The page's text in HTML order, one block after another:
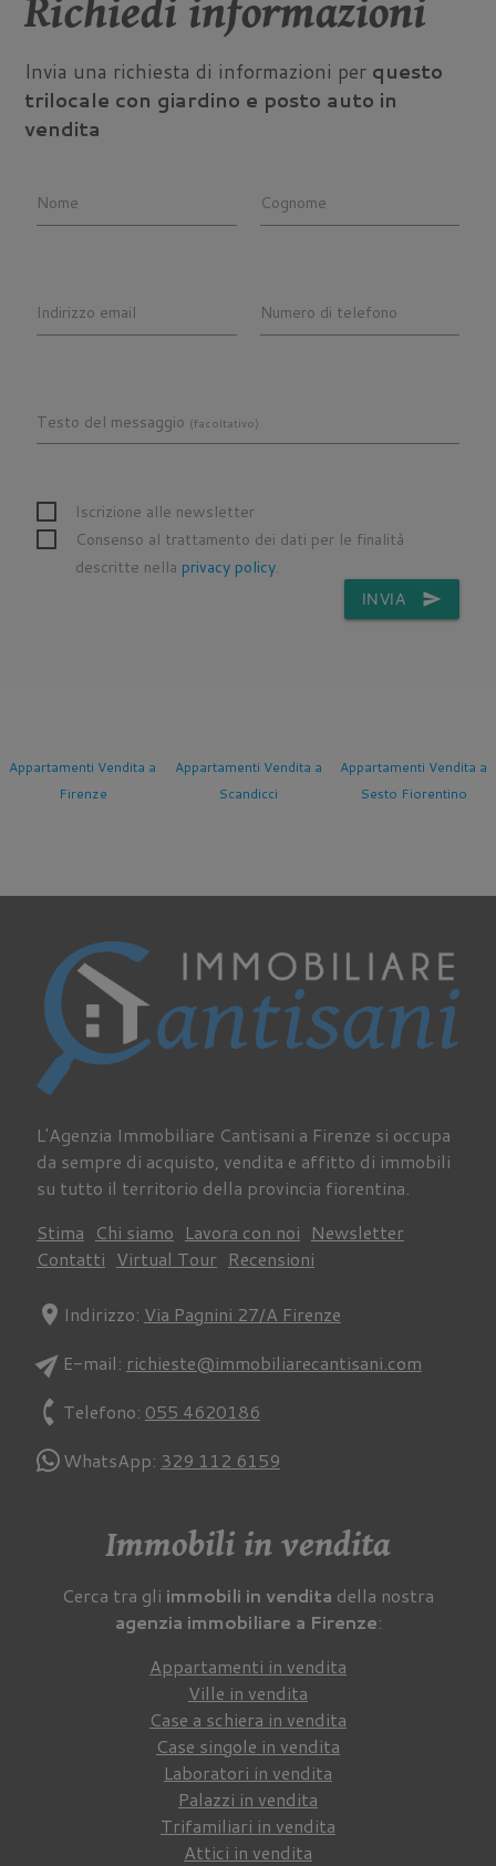
Richiedi informazioni
Invia una richiesta di informazioni per questo
trilocale con giardino e posto auto in
vendita
Nome Cognome
Indirizzo email Numero di telefono
Testo del messaggio (facoltativo)
Iscrizione alle newsletter
Consenso al trattamento dei dati per le finalità
descritte nella privacy policy.
INVIA send
Appartamenti Vendita a
Firenze
Appartamenti Vendita a
Scandicci
Appartamenti Vendita a
Sesto Fiorentino
L'Agenzia Immobiliare Cantisani a Firenze si occupa
da sempre di acquisto, vendita e affitto di immobili
su tutto il territorio della provincia fiorentina.
Stima Chi siamo Lavora con noi Newsletter
Contatti Virtual Tour Recensioni
location_on Indirizzo: Via Pagnini 27/A Firenze
sendE-mail: richieste@immobiliarecantisani.com
phoneTelefono: 055 4620186
WhatsApp: 329 112 6159
Immobili in vendita
Cerca tra gli immobili in vendita della nostra
agenzia immobiliare a Firenze:
Appartamenti in vendita
Ville in vendita
Case a schiera in vendita
Case singole in vendita
Laboratori in vendita
Palazzi in vendita
Trifamiliari in vendita
Attici in vendita